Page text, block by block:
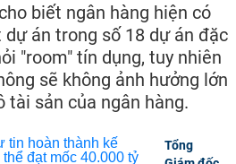
biết ngân hàng hiện có
án trong số 18 dự án đặc
"room" tín dụng, tuy nhiên
sẽ không ảnh hưởng lớn
tài sản của ngân hàng.
Tổng